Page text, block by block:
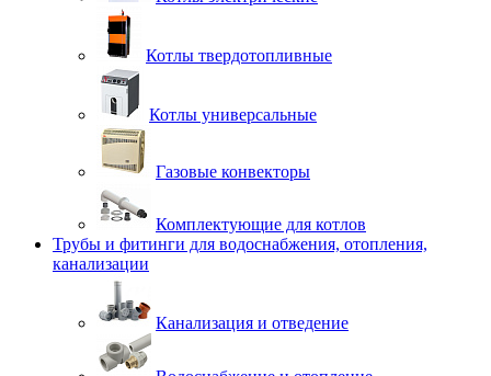
Котлы твердотопливные
Котлы универсальные
Газовые конвекторы
Комплектующие для котлов
Трубы и фитинги для водоснабжения, отопления,
канализации
Канализация и отведение